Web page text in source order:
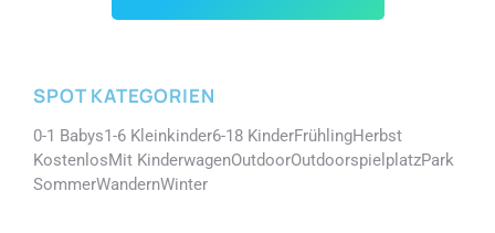
SPOT KATEGORIEN
0-1 Babys1-6 Kleinkinder6-18 KinderFrühlingHerbst
KostenlosMit KinderwagenOutdoorOutdoorspielplatzPark
SommerWandernWinter